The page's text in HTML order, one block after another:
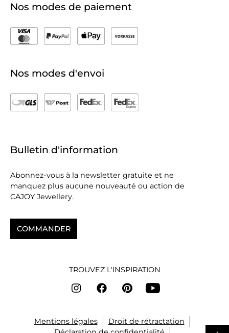
Nos modes de paiement
Nos modes d'envoi
Bulletin d'information
Abonnez-vous à la newsletter gratuite et ne
manquez plus aucune nouveauté ou action de
CAJOY Jewellery.
COMMANDER
TROUVEZ L'INSPIRATION
Mentions légales
Droit de rétractation